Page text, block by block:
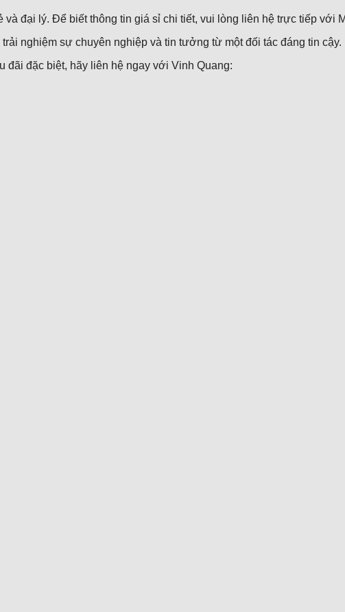
đại lý. Để biết thông tin giá sỉ chi tiết, vui lòng liên hệ trực tiếp với
nghiệm sự chuyên nghiệp và tin tưởng từ một đối tác đáng tin cậy.
đặc biệt, hãy liên hệ ngay với Vinh Quang: